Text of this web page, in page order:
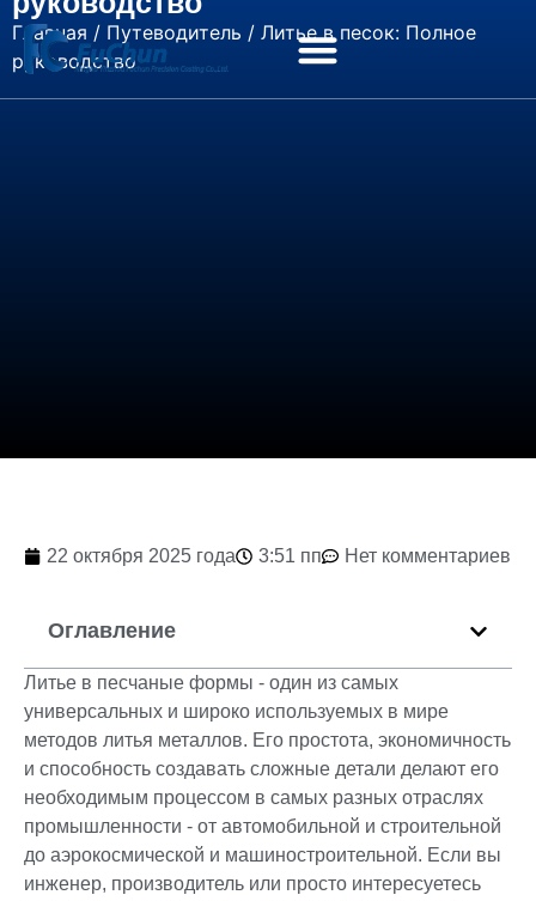
Главная / Путеводитель / Литье в песок: Полное
руководство
22 октября 2025 года 3:51 пп Нет комментариев
Оглавление
Литье в песчаные формы - один из самых
универсальных и широко используемых в мире
методов литья металлов. Его простота, экономичность
и способность создавать сложные детали делают его
необходимым процессом в самых разных отраслях
промышленности - от автомобильной и строительной
до аэрокосмической и машиностроительной. Если вы
инженер, производитель или просто интересуетесь